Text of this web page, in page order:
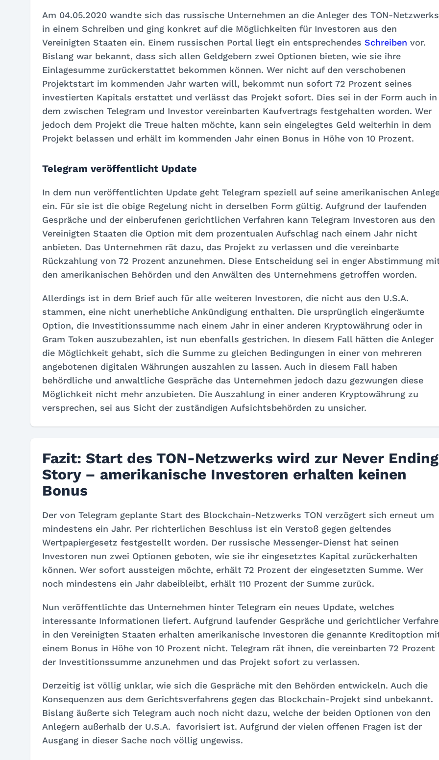
Am 04.05.2020 wandte sich das russische Unternehmen an die Anleger des TON-Netzwerks
in einem Schreiben und ging konkret auf die Möglichkeiten für Investoren aus den
Vereinigten Staaten ein. Einem russischen Portal liegt ein entsprechendes Schreiben vor.
Bislang war bekannt, dass sich allen Geldgebern zwei Optionen bieten, wie sie ihre
Einlagesumme zurückerstattet bekommen können. Wer nicht auf den verschobenen
Projektstart im kommenden Jahr warten will, bekommt nun sofort 72 Prozent seines
investierten Kapitals erstattet und verlässt das Projekt sofort. Dies sei in der Form auch in
dem zwischen Telegram und Investor vereinbarten Kaufvertrags festgehalten worden. Wer
jedoch dem Projekt die Treue halten möchte, kann sein eingelegtes Geld weiterhin in dem
Projekt belassen und erhält im kommenden Jahr einen Bonus in Höhe von 10 Prozent.
Telegram veröffentlicht Update
In dem nun veröffentlichten Update geht Telegram speziell auf seine amerikanischen
ein. Für sie ist die obige Regelung nicht in derselben Form gültig. Aufgrund der laufenden
Gespräche und der einberufenen gerichtlichen Verfahren kann Telegram Investoren aus den
Vereinigten Staaten die Option mit dem prozentualen Aufschlag nach einem Jahr nicht
anbieten. Das Unternehmen rät dazu, das Projekt zu verlassen und die vereinbarte
Rückzahlung von 72 Prozent anzunehmen. Diese Entscheidung sei in enger Abstimmung
den amerikanischen Behörden und den Anwälten des Unternehmens getroffen worden.
Allerdings ist in dem Brief auch für alle weiteren Investoren, die nicht aus den U.S.A.
stammen, eine nicht unerhebliche Ankündigung enthalten. Die ursprünglich eingeräumte
Option, die Investitionssumme nach einem Jahr in einer anderen Kryptowährung oder in
Gram Token auszubezahlen, ist nun ebenfalls gestrichen. In diesem Fall hätten die Anleger
die Möglichkeit gehabt, sich die Summe zu gleichen Bedingungen in einer von mehreren
angebotenen digitalen Währungen auszahlen zu lassen. Auch in diesem Fall haben
behördliche und anwaltliche Gespräche das Unternehmen jedoch dazu gezwungen diese
Möglichkeit nicht mehr anzubieten. Die Auszahlung in einer anderen Kryptowährung zu
versprechen, sei aus Sicht der zuständigen Aufsichtsbehörden zu unsicher.
Fazit: Start des TON-Netzwerks wird zur Never Ending
Story – amerikanische Investoren erhalten keinen
Bonus
Der von Telegram geplante Start des Blockchain-Netzwerks TON verzögert sich erneut um
mindestens ein Jahr. Per richterlichen Beschluss ist ein Verstoß gegen geltendes
Wertpapiergesetz festgestellt worden. Der russische Messenger-Dienst hat seinen
Investoren nun zwei Optionen geboten, wie sie ihr eingesetztes Kapital zurückerhalten
können. Wer sofort aussteigen möchte, erhält 72 Prozent der eingesetzten Summe. Wer
noch mindestens ein Jahr dabeibleibt, erhält 110 Prozent der Summe zurück.
Nun veröffentlichte das Unternehmen hinter Telegram ein neues Update, welches
interessante Informationen liefert. Aufgrund laufender Gespräche und gerichtlicher
in den Vereinigten Staaten erhalten amerikanische Investoren die genannte Kreditoption
einem Bonus in Höhe von 10 Prozent nicht. Telegram rät ihnen, die vereinbarten 72 Prozent
der Investitionssumme anzunehmen und das Projekt sofort zu verlassen.
Derzeitig ist völlig unklar, wie sich die Gespräche mit den Behörden entwickeln. Auch die
Konsequenzen aus dem Gerichtsverfahrens gegen das Blockchain-Projekt sind unbekannt.
Bislang äußerte sich Telegram auch noch nicht dazu, welche der beiden Optionen von den
Anlegern außerhalb der U.S.A. favorisiert ist. Aufgrund der vielen offenen Fragen ist der
Ausgang in dieser Sache noch völlig ungewiss.